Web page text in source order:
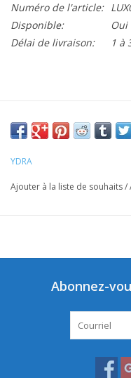
Numéro de l'article:
Disponible:
Oui
Délai de livraison:
1 à
YDRA
Ajouter à la liste de souhaits/
Abonnez-